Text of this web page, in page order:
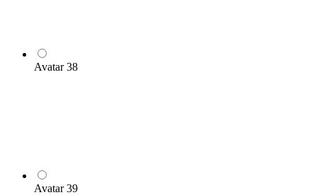
Avatar 38
Avatar 39